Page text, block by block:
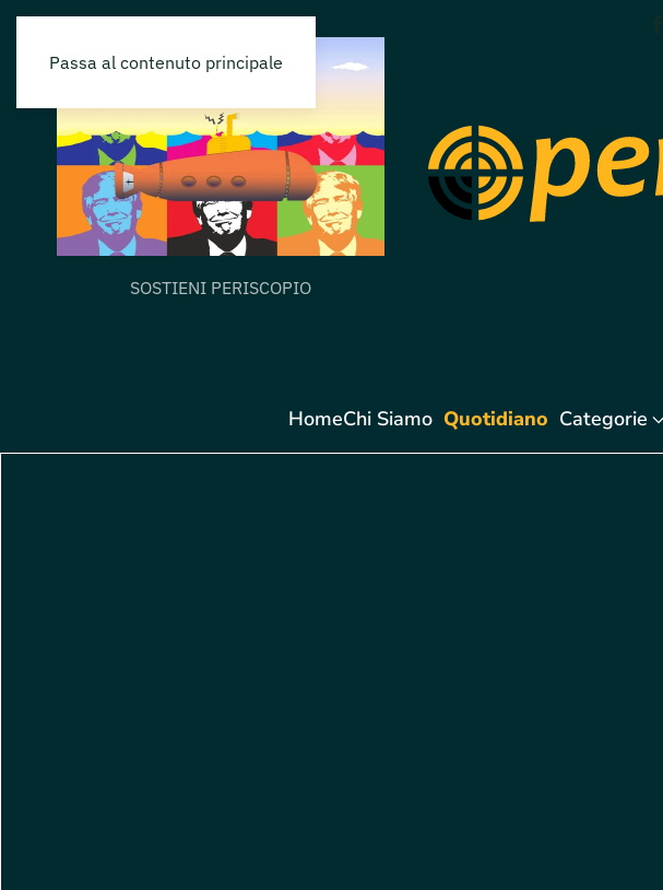
Passa al contenuto principale
SOSTIENI PERISCOPIO
HomeChi Siamo Quotidiano Categorie